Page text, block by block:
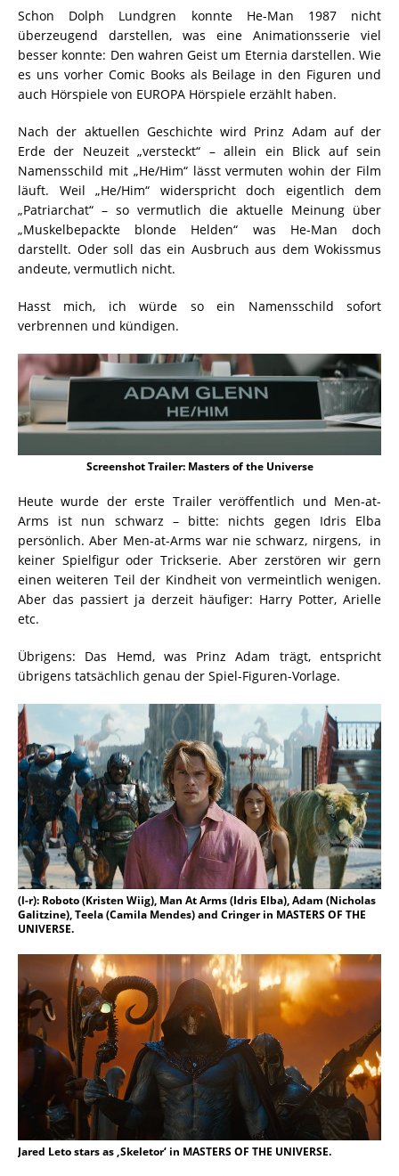
Schon Dolph Lundgren konnte He-Man 1987 nicht
überzeugend darstellen, was eine Animationsserie viel
besser konnte: Den wahren Geist um Eternia darstellen. Wie
es uns vorher Comic Books als Beilage in den Figuren und
auch Hörspiele von EUROPA Hörspiele erzählt haben.
Nach der aktuellen Geschichte wird Prinz Adam auf der
Erde der Neuzeit „versteckt“ – allein ein Blick auf sein
Namensschild mit „He/Him“ lässt vermuten wohin der Film
läuft. Weil „He/Him“ widerspricht doch eigentlich dem
„Patriarchat“ – so vermutlich die aktuelle Meinung über
„Muskelbepackte blonde Helden“ was He-Man doch
darstellt. Oder soll das ein Ausbruch aus dem Wokissmus
andeute, vermutlich nicht.
Hasst mich, ich würde so ein Namensschild sofort
verbrennen und kündigen.
Screenshot Trailer: Masters of the Universe
Heute wurde der erste Trailer veröffentlich und Men-at-
Arms ist nun schwarz – bitte: nichts gegen Idris Elba
persönlich. Aber Men-at-Arms war nie schwarz, nirgens, in
keiner Spielfigur oder Trickserie. Aber zerstören wir gern
einen weiteren Teil der Kindheit von vermeintlich wenigen.
Aber das passiert ja derzeit häufiger: Harry Potter, Arielle
etc.
Übrigens: Das Hemd, was Prinz Adam trägt, entspricht
übrigens tatsächlich genau der Spiel-Figuren-Vorlage.
(l-r): Roboto (Kristen Wiig), Man At Arms (Idris Elba), Adam (Nicholas
Galitzine), Teela (Camila Mendes) and Cringer in MASTERS OF THE
UNIVERSE.
Jared Leto stars as ‚Skeletor‘ in MASTERS OF THE UNIVERSE.